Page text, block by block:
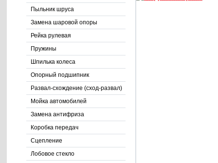
Пыльник шруса
Замена шаровой опоры
Рейка рулевая
Пружины
Шпилька колеса
Опорный подшипник
Развал-схождение (сход-развал)
Мойка автомобилей
Замена антифриза
Коробка передач
Сцепление
Лобовое стекло